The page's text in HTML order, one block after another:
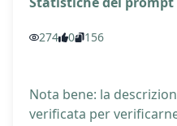
274 0 156
Nota bene: la
verificata per